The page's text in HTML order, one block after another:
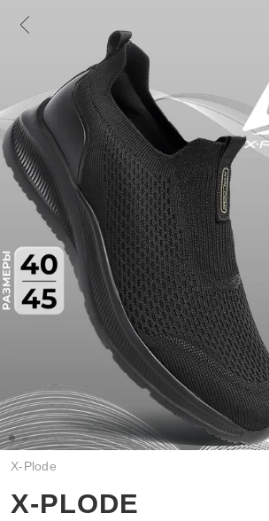
X-Plode
X-PLODE